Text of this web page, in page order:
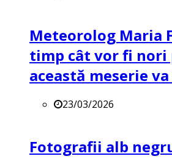
Meteorolog Maria
timp cât vor fi nori
această meserie
23/03/2026
Fotografii alb